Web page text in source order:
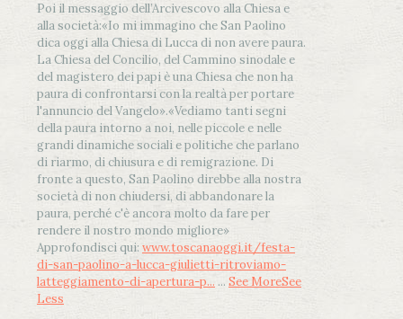
Poi il messaggio dell’Arcivescovo alla Chiesa e
alla società:«Io mi immagino che San Paolino
dica oggi alla Chiesa di Lucca di non avere paura.
La Chiesa del Concilio, del Cammino sinodale e
del magistero dei papi è una Chiesa che non ha
paura di confrontarsi con la realtà per portare
l'annuncio del Vangelo».«Vediamo tanti segni
della paura intorno a noi, nelle piccole e nelle
grandi dinamiche sociali e politiche che parlano
di riarmo, di chiusura e di remigrazione. Di
fronte a questo, San Paolino direbbe alla nostra
società di non chiudersi, di abbandonare la
paura, perché c'è ancora molto da fare per
rendere il nostro mondo migliore»
Approfondisci qui: www.toscanaoggi.it/festa-
di-san-paolino-a-lucca-giulietti-ritroviamo-
latteggiamento-di-apertura-p... ... See MoreSee
Less